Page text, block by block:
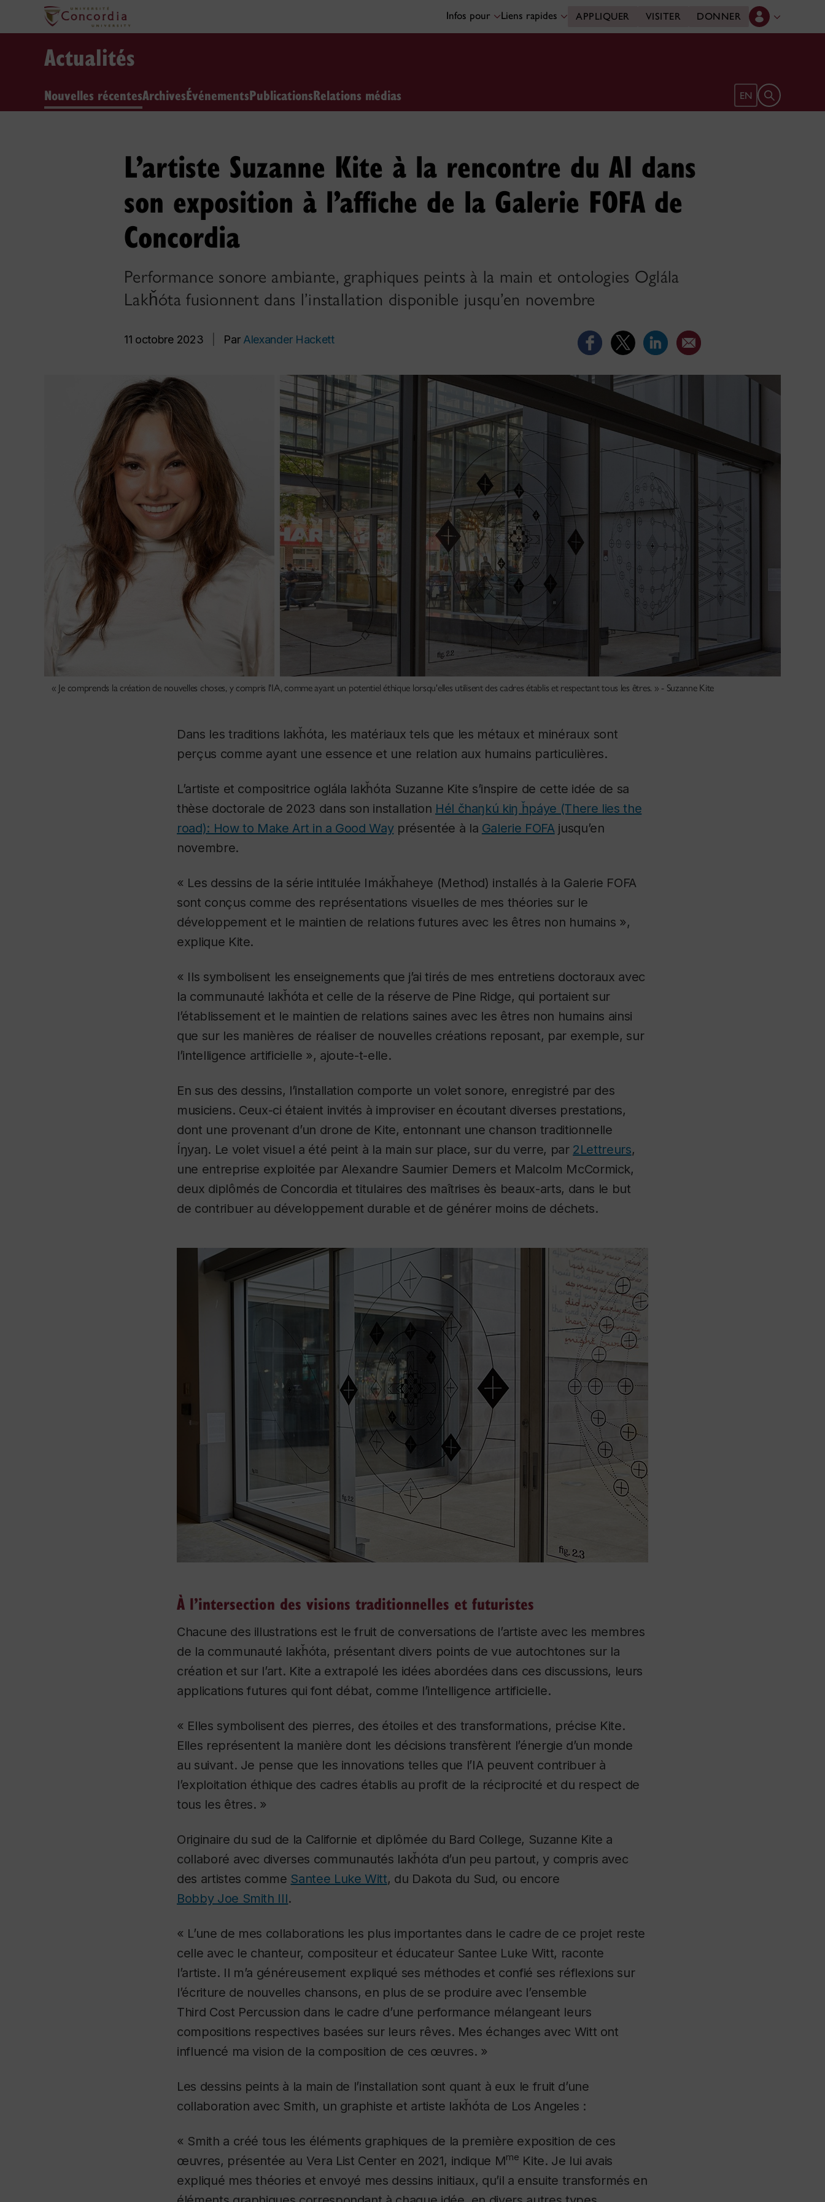
Infos pour Liens rapides APPLIQUER VISITER DONNER
Actualités
Nouvelles récentesArchivesÉvénementsPublicationsRelations médias EN Ouvrir le
L’artiste Suzanne Kite à la rencontre du AI dans
son exposition à l’affiche de la Galerie FOFA de
Concordia
Performance sonore ambiante, graphiques peints à la main et ontologies Oglála
Lakȟóta fusionnent dans l’installation disponible jusqu’en novembre
11 octobre 2023 Par Alexander Hackett
« Je comprends la création de nouvelles choses, y compris l'IA, comme ayant un potentiel éthique lorsqu'elles utilisent des cadres établis et respectant tous les êtres. » - Suzanne Kite
Dans les traditions lakȟóta, les matériaux tels que les métaux et minéraux sont
perçus comme ayant une essence et une relation aux humains particulières.
L’artiste et compositrice oglála lakȟóta Suzanne Kite s’inspire de cette idée de sa
thèse doctorale de 2023 dans son installation Hél čhaŋkú kiŋ ȟpáye (There lies the
road): How to Make Art in a Good Way présentée à la Galerie FOFA jusqu’en
novembre.
« Les dessins de la série intitulée Imákȟaheye (Method) installés à la Galerie FOFA
sont conçus comme des représentations visuelles de mes théories sur le
développement et le maintien de relations futures avec les êtres non humains »,
explique Kite.
« Ils symbolisent les enseignements que j’ai tirés de mes entretiens doctoraux avec
la communauté lakȟóta et celle de la réserve de Pine Ridge, qui portaient sur
l’établissement et le maintien de relations saines avec les êtres non humains ainsi
que sur les manières de réaliser de nouvelles créations reposant, par exemple, sur
l’intelligence artificielle », ajoute-t-elle.
En sus des dessins, l’installation comporte un volet sonore, enregistré par des
musiciens. Ceux-ci étaient invités à improviser en écoutant diverses prestations,
dont une provenant d’un drone de Kite, entonnant une chanson traditionnelle
Íŋyaŋ. Le volet visuel a été peint à la main sur place, sur du verre, par 2Lettreurs,
une entreprise exploitée par Alexandre Saumier Demers et Malcolm McCormick,
deux diplômés de Concordia et titulaires des maîtrises ès beaux-arts, dans le but
de contribuer au développement durable et de générer moins de déchets.
À l’intersection des visions traditionnelles et futuristes
Chacune des illustrations est le fruit de conversations de l’artiste avec les membres
de la communauté lakȟóta, présentant divers points de vue autochtones sur la
création et sur l’art. Kite a extrapolé les idées abordées dans ces discussions, leurs
applications futures qui font débat, comme l’intelligence artificielle.
« Elles symbolisent des pierres, des étoiles et des transformations, précise Kite.
Elles représentent la manière dont les décisions transfèrent l’énergie d’un monde
au suivant. Je pense que les innovations telles que l’IA peuvent contribuer à
l’exploitation éthique des cadres établis au profit de la réciprocité et du respect de
tous les êtres. »
Originaire du sud de la Californie et diplômée du Bard College, Suzanne Kite a
collaboré avec diverses communautés lakȟóta d’un peu partout, y compris avec
des artistes comme Santee Luke Witt, du Dakota du Sud, ou encore
Bobby Joe Smith III.
« L’une de mes collaborations les plus importantes dans le cadre de ce projet reste
celle avec le chanteur, compositeur et éducateur Santee Luke Witt, raconte
l’artiste. Il m’a généreusement expliqué ses méthodes et confié ses réflexions sur
l’écriture de nouvelles chansons, en plus de se produire avec l’ensemble
Third Cost Percussion dans le cadre d’une performance mélangeant leurs
compositions respectives basées sur leurs rêves. Mes échanges avec Witt ont
influencé ma vision de la composition de ces œuvres. »
Les dessins peints à la main de l’installation sont quant à eux le fruit d’une
collaboration avec Smith, un graphiste et artiste lakȟóta de Los Angeles :
« Smith a créé tous les éléments graphiques de la première exposition de ces
œuvres, présentée au Vera List Center en 2021, indique Mme Kite. Je lui avais
expliqué mes théories et envoyé mes dessins initiaux, qu’il a ensuite transformés en